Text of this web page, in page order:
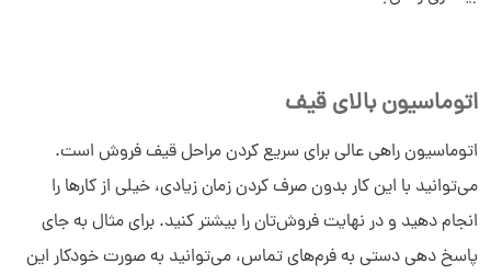
اتوماسیون بالای قیف
اتوماسیون راهی عالی برای سریع کردن مراحل قیف فروش است.
می‌توانید با این کار بدون صرف کردن زمان زیادی، خیلی از کارها را
انجام دهید و در نهایت فروش‌تان را بیشتر کنید. برای مثال به جای
پاسخ دهی دستی به فرم‌های تماس، می‌توانید به صورت خودکار این
سلام به شما :)
چطور میتونم کمکتون کنم؟
دیدار به چه کسب و کارهایی کمک می‌کند؟
چرا دیدار بخرم؟